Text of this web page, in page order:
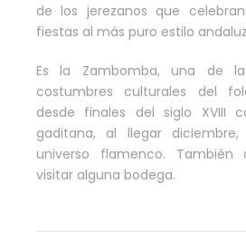
de los jerezanos que
fiestas al más puro estilo
Es la Zambomba, una de
costumbres culturales del
desde finales del siglo XVIII
gaditana, al llegar
universo flamenco.
visitar alguna bodega.